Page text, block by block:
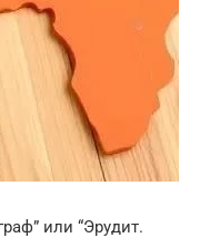
или “Эрудит.